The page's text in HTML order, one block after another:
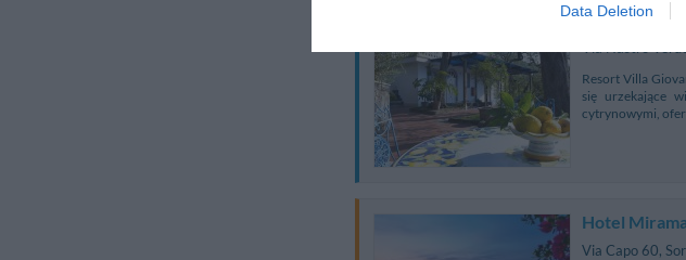
Data Deletion
Villa
Resort Villa
się urzekające
cytrynowymi,
Hotel
Via Capo 60,